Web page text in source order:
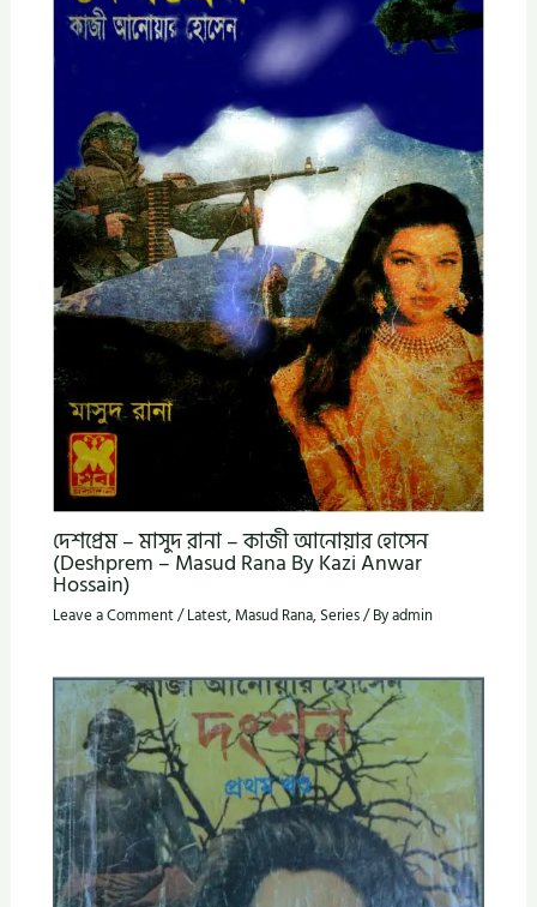
দেশপ্রেম – মাসুদ রানা – কাজী আনোয়ার হোসেন
(Deshprem – Masud Rana By Kazi Anwar
Hossain)
Leave a Comment/Latest, Masud Rana, Series/ Byadmin